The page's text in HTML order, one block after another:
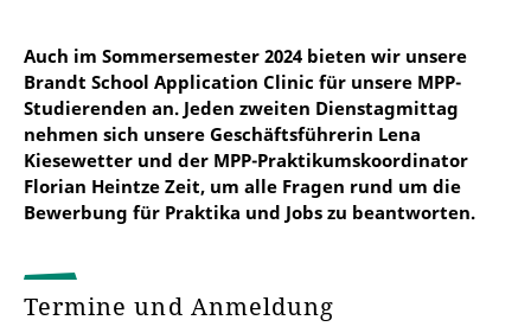
Auch im Sommersemester 2024 bieten wir unsere
Brandt School Application Clinic für unsere MPP-
Studierenden an. Jeden zweiten Dienstagmittag
nehmen sich unsere Geschäftsführerin Lena
Kiesewetter und der MPP-Praktikumskoordinator
Florian Heintze Zeit, um alle Fragen rund um die
Bewerbung für Praktika und Jobs zu beantworten.
Termine und Anmeldung